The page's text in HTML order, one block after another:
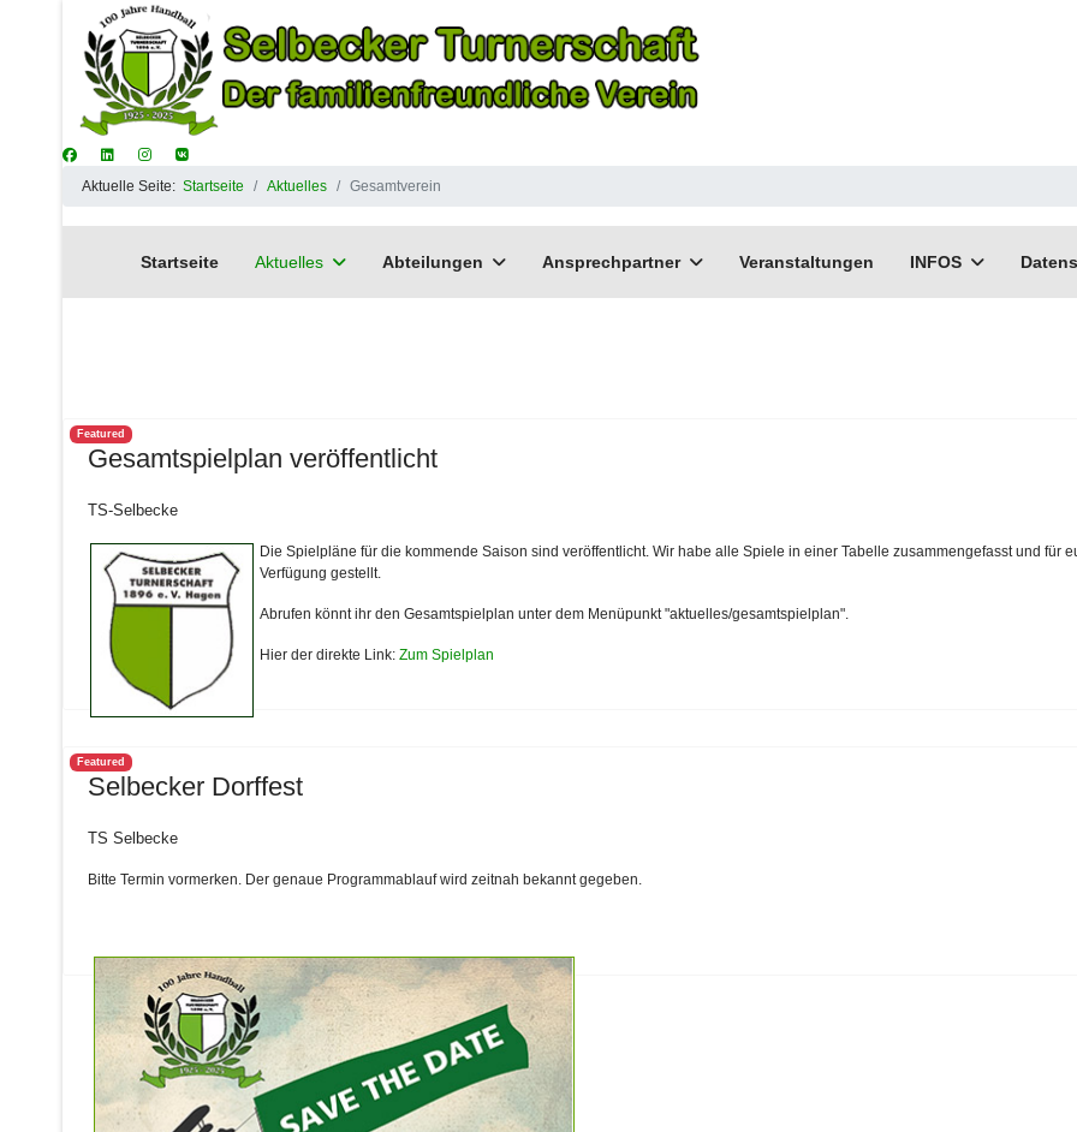
Aktuelle Seite: Startseite Aktuelles Gesamtverein
Startseite Aktuelles Abteilungen Ansprechpartner Veranstaltungen INFOS
Featured
Gesamtspielplan veröffentlicht
TS-Selbecke
Die Spielpläne für die kommende Saison sind veröffentlicht. Wir habe alle Spiele in einer Tabelle zusammengefasst und für
Verfügung gestellt.
Abrufen könnt ihr den Gesamtspielplan unter dem Menüpunkt "aktuelles/gesamtspielplan".
Hier der direkte Link: Zum Spielplan
Featured
Selbecker Dorffest
TS Selbecke
Bitte Termin vormerken. Der genaue Programmablauf wird zeitnah bekannt gegeben.